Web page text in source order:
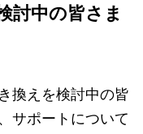
討中の皆さま
換えを検討中の皆
サポートについて